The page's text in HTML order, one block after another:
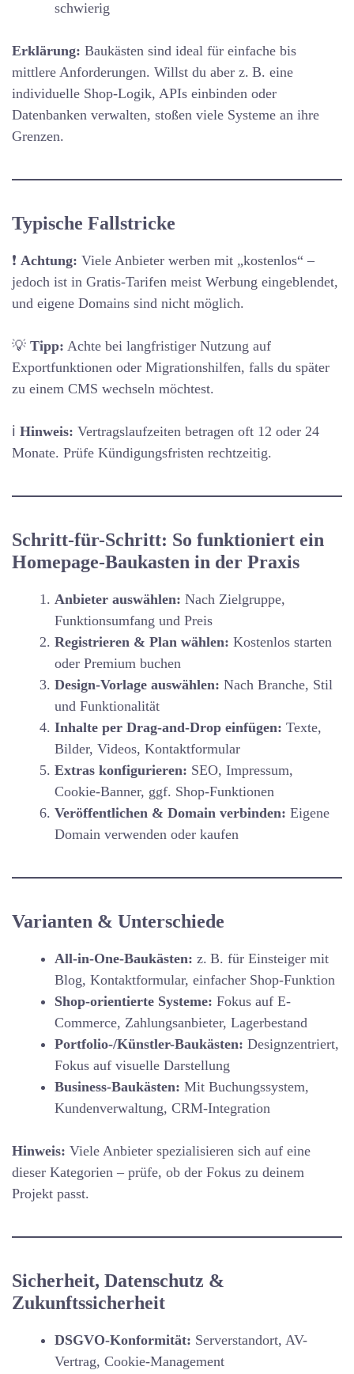
schwierig
Erklärung: Baukästen sind ideal für einfache bis
mittlere Anforderungen. Willst du aber z. B. eine
individuelle Shop-Logik, APIs einbinden oder
Datenbanken verwalten, stoßen viele Systeme an ihre
Grenzen.
Typische Fallstricke
❗ Achtung: Viele Anbieter werben mit „kostenlos“ –
jedoch ist in Gratis-Tarifen meist Werbung eingeblendet,
und eigene Domains sind nicht möglich.
💡 Tipp: Achte bei langfristiger Nutzung auf
Exportfunktionen oder Migrationshilfen, falls du später
zu einem CMS wechseln möchtest.
ℹ️ Hinweis: Vertragslaufzeiten betragen oft 12 oder 24
Monate. Prüfe Kündigungsfristen rechtzeitig.
Schritt-für-Schritt: So funktioniert ein
Homepage-Baukasten in der Praxis
Anbieter auswählen: Nach Zielgruppe,
Funktionsumfang und Preis
Registrieren & Plan wählen: Kostenlos starten
oder Premium buchen
Design-Vorlage auswählen: Nach Branche, Stil
und Funktionalität
Inhalte per Drag-and-Drop einfügen: Texte,
Bilder, Videos, Kontaktformular
Extras konfigurieren: SEO, Impressum,
Cookie-Banner, ggf. Shop-Funktionen
Veröffentlichen & Domain verbinden: Eigene
Domain verwenden oder kaufen
Varianten & Unterschiede
All-in-One-Baukästen: z. B. für Einsteiger mit
Blog, Kontaktformular, einfacher Shop-Funktion
Shop-orientierte Systeme: Fokus auf E-
Commerce, Zahlungsanbieter, Lagerbestand
Portfolio-/Künstler-Baukästen: Designzentriert,
Fokus auf visuelle Darstellung
Business-Baukästen: Mit Buchungssystem,
Kundenverwaltung, CRM-Integration
Hinweis: Viele Anbieter spezialisieren sich auf eine
dieser Kategorien – prüfe, ob der Fokus zu deinem
Projekt passt.
Sicherheit, Datenschutz &
Zukunftssicherheit
DSGVO-Konformität: Serverstandort, AV-
Vertrag, Cookie-Management